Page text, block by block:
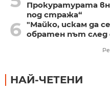
Прокуратурата
под стража“
6 "Майко, искам да
обратен път след
НАЙ-ЧЕТЕНИ